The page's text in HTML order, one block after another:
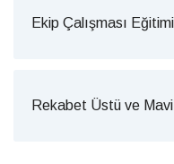
Ekip Çalışması Eğitimi
Rekabet Üstü ve